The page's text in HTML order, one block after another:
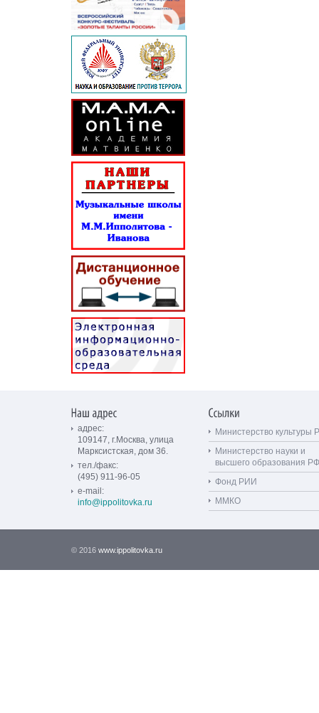
адрес:
109147, г.Москва, улица
Марксистская, дом 36.
тел./факс:
(495) 911-96-05
e-mail:
info@ippolitovka.ru
Министерство культуры
Министерство науки и
высшего образования РФ
Фонд РИИ
ММКО
© 2016 www.ippolitovka.ru